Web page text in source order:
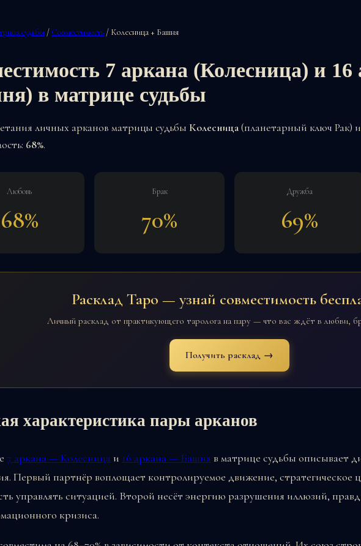
судьбы / Совместимость / Колесница + Башня
7 аркана (Колесница) и 16
в матрице судьбы
личных арканов матрицы судьбы Колесница(планетарный ключ Рак) и
68%.
Любовь
68%
Брак
70%
Дружба
69%
Расклад Таро — узнай совместимость
Личный расклад от практикующего таролога на пару — что вас ждёт в любви,
Получить расклад →
характеристика пары арканов
7 аркана — Колесница и 16 аркана — Башня в матрице судьбы описывает
Первый партнёр воплощает контролируемое движение, стратегическое
управлять ситуацией. Второй несёт энергию разрушения иллюзий,
кризиса.